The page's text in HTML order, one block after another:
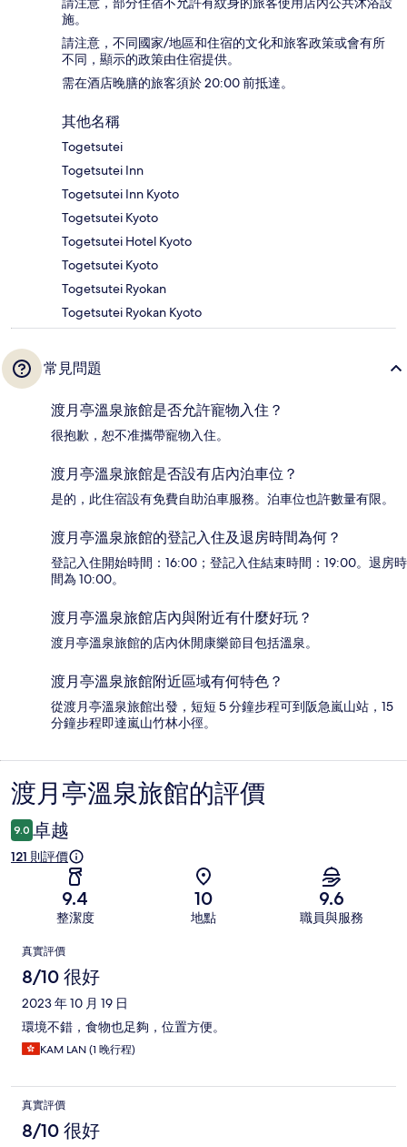
施。
請注意，不同國家/地區和住宿的文化和旅客政策或會有所
不同，顯示的政策由住宿提供。
需在酒店晚膳的旅客須於 20:00 前抵達。
其他名稱
Togetsutei
Togetsutei Inn
Togetsutei Inn Kyoto
Togetsutei Kyoto
Togetsutei Hotel Kyoto
Togetsutei Kyoto
Togetsutei Ryokan
Togetsutei Ryokan Kyoto
常見問題
渡月亭溫泉旅館是否允許寵物入住？
很抱歉，恕不准攜帶寵物入住。
渡月亭溫泉旅館是否設有店內泊車位？
是的，此住宿設有免費自助泊車服務。泊車位也許數量有限。
渡月亭溫泉旅館的登記入住及退房時間為何？
登記入住開始時間：16:00；登記入住結束時間：19:00。退房時
間為 10:00。
渡月亭溫泉旅館店內與附近有什麼好玩？
渡月亭溫泉旅館的店內休閒康樂節目包括溫泉。
渡月亭溫泉旅館附近區域有何特色？
從渡月亭溫泉旅館出發，短短 5 分鐘步程可到阪急嵐山站，15
分鐘步程即達嵐山竹林小徑。
評
價
渡月亭溫泉旅館的評價
9.0 卓越
121 則評價
9.4
整潔度
10
地點
9.6
職員與服務
評
價
真實評價
8/10 很好
2023 年 10 月 19 日
環境不錯，食物也足夠，位置方便。
KAM LAN (1 晚行程)
真實評價
8/10 很好